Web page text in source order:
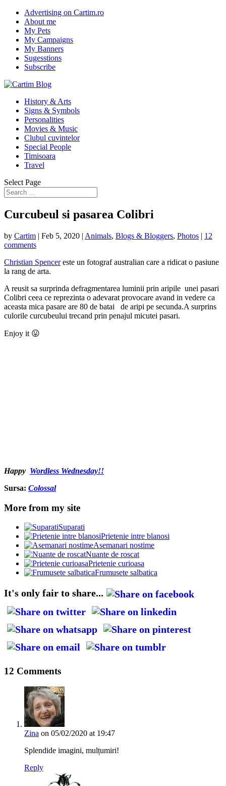
Advertising on Cartim.ro
About me
My Pets
My Campaigns
My Banners
Sugesstions
Subscribe
History & Arts
Signs & Symbols
Personalities
Movies & Music
Clubul cuvintelor
Special People
Timisoara
Travel
Select Page
Curcubeul si pasarea Colibri
by Cartim | Feb 5, 2020 | Animals, Blogs & Bloggers, Photos | 12
comments
Christian Spencereste un fotograf australian care a ridicat o pasiune
la rang de arta.
A reusit sa surprinda defragmentarea luminii prin aripile unei pasari
Colibri ceea ce reprezinta o adevarat provocare avand in vedere ca
aceasta mica pasare are 80 de batai de aripi pe secunda.A surprins
culorile curcubeului trecand prin penajul micutei pasari.
Enjoy it 😛
Happy Wordless Wednesday!!
Sursa: Colossal
More from my site
Suparati
Prietenie intre blanosi
Asemanari nostime
Nuante de roscat
Prietenie curioasa
Frumusete salbatica
It's only fair to share...
12 Comments
Zina on 05/02/2020 at 19:47
Splendide imagini, mulțumiri!
Reply